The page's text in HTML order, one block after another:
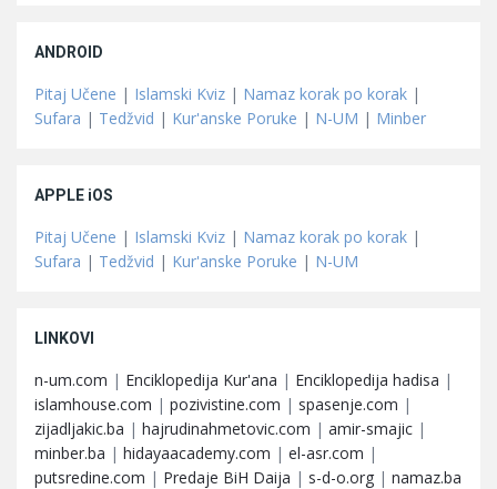
ANDROID
Pitaj Učene | Islamski Kviz | Namaz korak po korak |
Sufara | Tedžvid | Kur'anske Poruke | N-UM | Minber
APPLE iOS
Pitaj Učene | Islamski Kviz | Namaz korak po korak |
Sufara | Tedžvid | Kur'anske Poruke | N-UM
LINKOVI
n-um.com | Enciklopedija Kur'ana | Enciklopedija hadisa |
islamhouse.com | pozivistine.com | spasenje.com |
zijadljakic.ba | hajrudinahmetovic.com | amir-smajic |
minber.ba | hidayaacademy.com | el-asr.com |
putsredine.com | Predaje BiH Daija | s-d-o.org | namaz.ba